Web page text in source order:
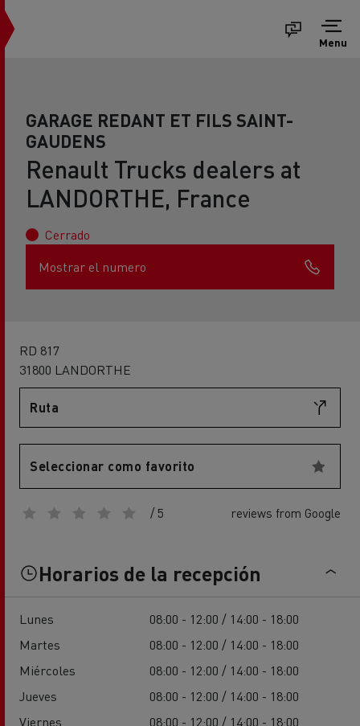
Menu
GARAGE REDANT ET FILS SAINT-
GAUDENS
Renault Trucks dealers at
LANDORTHE, France
Cerrado
Mostrar el numero
RD 817
31800 LANDORTHE
Ruta
Seleccionar como favorito
/ 5 reviews from Google
Horarios de la recepción
Lunes
08:00 - 12:00 / 14:00 - 18:00
Martes
08:00 - 12:00 / 14:00 - 18:00
Miércoles
08:00 - 12:00 / 14:00 - 18:00
Jueves
08:00 - 12:00 / 14:00 - 18:00
Viernes
08:00 - 12:00 / 14:00 - 18:00